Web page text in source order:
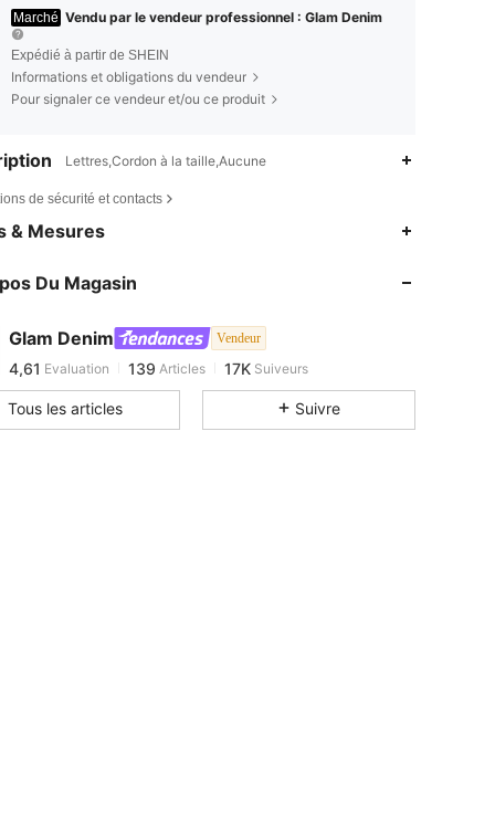
Marché Vendu par le vendeur professionnel : Glam Denim
Expédié à partir de SHEIN
Informations et obligations du vendeur
Pour signaler ce vendeur et/ou ce produit
Lettres,Cordon à la taille,Aucune
de sécurité et contacts
& Mesures
Du Magasin
Glam Denim Vendeur
4,61
4,61
139
139
17K
b***yest en train de naviguer
4,61 139
17K
Tous les articles Suivre